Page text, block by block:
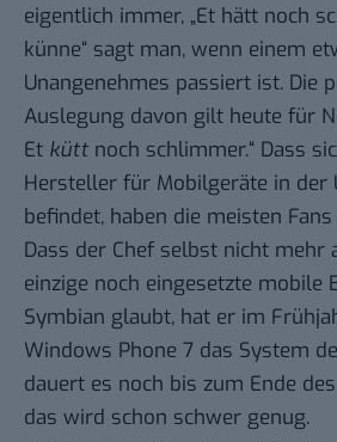
eigentlich immer, „Et hätt noch
künne“ sagt man, wenn einem
Unangenehmes passiert ist. Die
Auslegung davon gilt heute für
Et kütt noch schlimmer.“ Dass
Hersteller für Mobilgeräte in der
befindet, haben die meisten
Dass der Chef selbst nicht mehr
einzige noch eingesetzte mobile
Symbian glaubt, hat er im
Windows Phone 7 das System
dauert es noch bis zum Ende
das wird schon schwer genug.